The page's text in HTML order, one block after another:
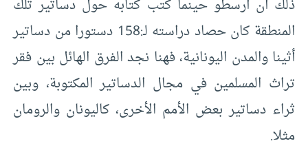
ذلك أن أرسطو حينما كتب كتابه حول دساتير تلك
المنطقة كان حصاد دراسته لـ:158 دستورا من دساتير
أثينا والمدن اليونانية، فهنا نجد الفرق الهائل بين فقر
تراث المسلمين في مجال الدساتير المكتوبة، وبين
ثراء دساتير بعض الأمم الأخرى، كاليونان والرومان
مثلا.